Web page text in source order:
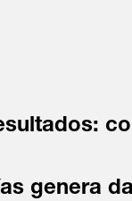
genera